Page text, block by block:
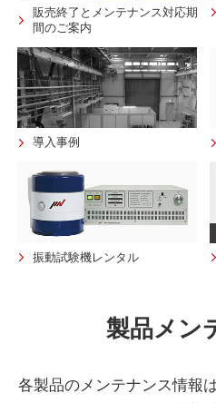
販売終了とメンテナンス対応期
間のご案内
導入事例
振動試験機レンタル
製品メン
各製品のメンテナンス情報